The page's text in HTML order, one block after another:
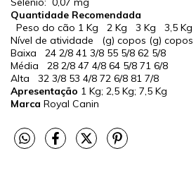
Quantidade Recomendada
Peso do cão 1 Kg 2 Kg 3 Kg
3,5 Kg
Nível de atividade
(g) copos (g) copos
Baixa
24 2/8 41 3/8 55 5/8 62 5/8
Média
28 2/8 47 4/8 64 5/8 71 6/8
Alta
32 3/8 53 4/8 72 6/8 81 7/8
Apresentação 1 Kg; 2,5 Kg; 7,5 Kg
Marca Royal Canin